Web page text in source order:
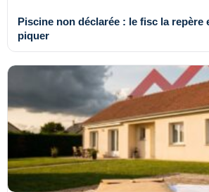
Piscine non déclarée : le fisc la repère
piquer